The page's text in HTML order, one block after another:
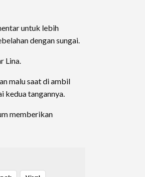
untuk lebih
dengan sungai.
Lina.
malu saat di ambil
kedua tangannya.
memberikan